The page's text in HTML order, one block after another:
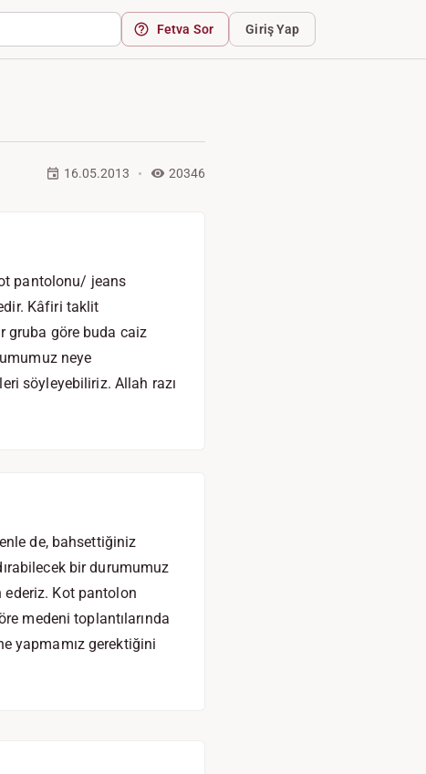
Fetva Sor Giriş Yap
16.05.2013 20346
pantolonu/ jeans
Kâfiri taklit
gruba göre buda caiz
neye
söyleyebiliriz. Allah razı
de, bahsettiğiniz
bir durumumuz
ederiz. Kot pantolon
medeni toplantılarında
yapmamız gerektiğini